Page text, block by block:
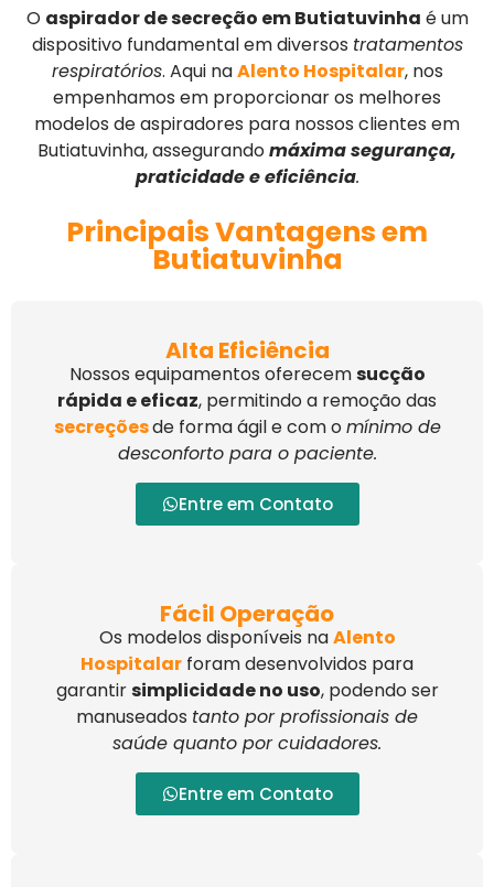
O aspirador de secreção em Butiatuvinha é um
dispositivo fundamental em diversos tratamentos
respiratórios. Aqui naAlento Hospitalar, nos
empenhamos em proporcionar os melhores
modelos de aspiradores para nossos clientes em
Butiatuvinha, assegurandomáxima segurança,
praticidade e eficiência.
Principais Vantagens em
Butiatuvinha
Alta Eficiência
Nossos equipamentos oferecemsucção
rápida e eficaz, permitindo a remoção das
secreçõesde forma ágil e com o mínimo de
desconforto para o paciente.
Entre em Contato
Fácil Operação
Os modelos disponíveis naAlento
Hospitalar foram desenvolvidos para
garantirsimplicidade no uso, podendo ser
manuseados tanto por profissionais de
saúde quanto por cuidadores.
Entre em Contato